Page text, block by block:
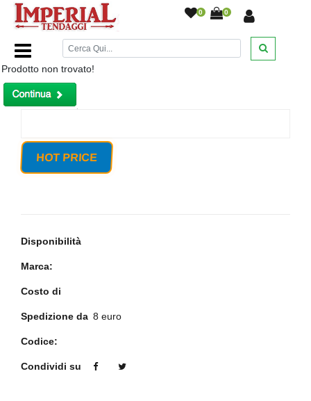
0 0
Home Page/
Prodotto non trovato!
HOT PRICE
Disponibilità
Marca:
Costo di
Spedizione da 8 euro
Codice:
Condividi su